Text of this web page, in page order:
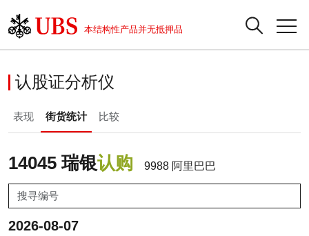
本结构性产品并无抵押品
认股证分析仪
表现 街货统计 比较
14045 瑞银认购 9988 阿里巴巴
2026-08-07
认股证搜寻
瑞银认股证一览
新发行瑞银认股证
即将到期认股证
认股证到期结算价查找
认股证分析仪
表现
街货统计
比较
图搜牛熊
牛熊全景快搜
牛熊证搜寻
牛熊证街货分布图
正股牛熊证列表
新发行瑞银牛熊证
表现
街货统计
比较
十大成交
十大升幅/跌幅
十大认股证成交分布
十天股证占大市成交
资金流
街货统计
港股通资金流
正股分析仪
二十大活跃股份
恒指成份股
国指成份股
科指成份股
十大成交
持股比重
显示所有持股比重
瑞银轮证教室
每月轮证大市专题
轮证专栏
讲座及教育短片
认股证投资者教育
牛熊证投资者教育